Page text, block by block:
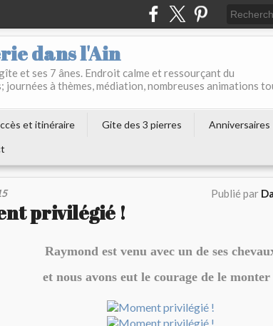
dans l'Ain
et ses 7 ânes. Endroit calme et ressourçant du
journées à thèmes, médiation, nombreuses animations
et itinéraire Gite des 3 pierres
Anniversaires
Publié par
privilégié !
Raymond est venu avec un de ses
et nous avons eut le courage de le